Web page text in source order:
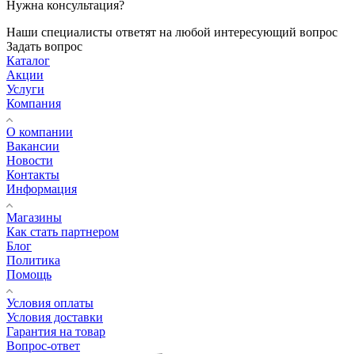
Нужна консультация?
Наши специалисты ответят на любой интересующий вопрос
Задать вопрос
Каталог
Акции
Услуги
Компания
О компании
Вакансии
Новости
Контакты
Информация
Магазины
Как стать партнером
Блог
Политика
Помощь
Условия оплаты
Условия доставки
Гарантия на товар
Вопрос-ответ